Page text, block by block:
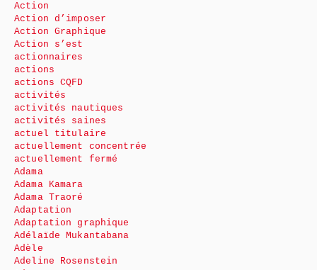
Action
Action d’imposer
Action Graphique
Action s’est
actionnaires
actions
actions CQFD
activités
activités nautiques
activités saines
actuel titulaire
actuellement concentrée
actuellement fermé
Adama
Adama Kamara
Adama Traoré
Adaptation
Adaptation graphique
Adélaïde Mukantabana
Adèle
Adeline Rosenstein